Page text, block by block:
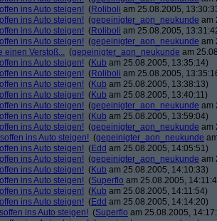
ins Auto steigen! (Roliboli am 25.08.2005,
ins Auto steigen! (gepeinigter_aon_neukunde am
ins Auto steigen! (Roliboli am 25.08.2005,
ins Auto steigen! (gepeinigter_aon_neukunde am
einen Verstoß... (gepeinigter_aon_neukunde am
ins Auto steigen! (Kub am 25.08.2005, 13:35:14)
ins Auto steigen! (Roliboli am 25.08.2005,
ins Auto steigen! (Kub am 25.08.2005, 13:38:13)
ins Auto steigen! (Kub am 25.08.2005, 13:40:11)
ins Auto steigen! (gepeinigter_aon_neukunde am
ins Auto steigen! (Kub am 25.08.2005, 13:59:04)
ins Auto steigen! (gepeinigter_aon_neukunde am
ins Auto steigen! (gepeinigter_aon_neukunde
ins Auto steigen! (Edd am 25.08.2005, 14:05:51)
ins Auto steigen! (gepeinigter_aon_neukunde am
ins Auto steigen! (Kub am 25.08.2005, 14:10:33)
ins Auto steigen! (Superflo am 25.08.2005,
ins Auto steigen! (Kub am 25.08.2005, 14:11:54)
ins Auto steigen! (Edd am 25.08.2005, 14:14:20)
ins Auto steigen! (Superflo am 25.08.2005,